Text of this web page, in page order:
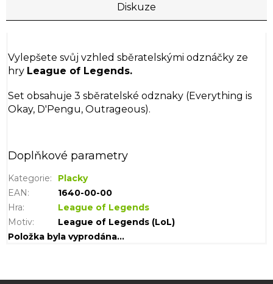
Diskuze
Vylepšete svůj vzhled sběratelskými odznáčky ze
hry League of Legends.
Set obsahuje 3 sběratelské odznaky (Everything is
Okay, D'Pengu, Outrageous).
Doplňkové parametry
Kategorie:
Placky
EAN:
1640-00-00
Hra:
League of Legends
Motiv:
League of Legends (LoL)
Položka byla vyprodána…